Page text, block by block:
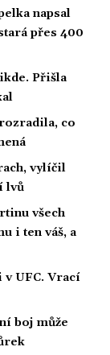
napsal
přes 400
Přišla
co
vylíčil
lvů
všech
i ten váš, a
v UFC. Vrací
boj může